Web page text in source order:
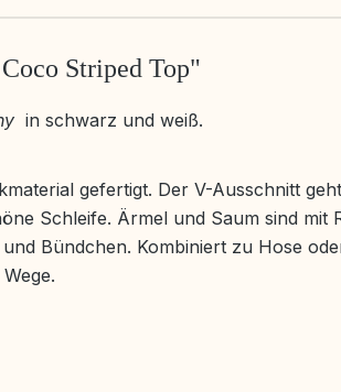
Striped Top"
in schwarz und weiß.
gefertigt. Der V-Ausschnitt
Schleife. Ärmel und Saum sind mit
Bündchen. Kombiniert zu Hose